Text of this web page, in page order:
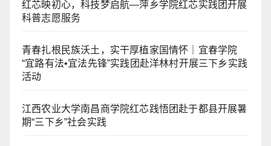
红芯映初心，科技梦启航—萍乡学院红芯实践团开展
科普志愿服务
青春扎根民族沃土，实干厚植家国情怀｜宜春学院
“宜路有法•宜法先锋”实践团赴洋林村开展三下乡实践
活动
江西农业大学南昌商学院红芯践悟团赴于都县开展暑
期“三下乡”社会实践